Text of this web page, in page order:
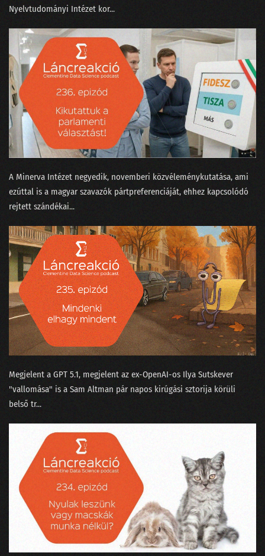
Nyelvtudományi Intézet kor...
A Minerva Intézet negyedik, novemberi közvéleménykutatása, ami
ezúttal is a magyar szavazók pártpreferenciáját, ehhez kapcsolódó
rejtett szándékai...
Megjelent a GPT 5.1⁠, megjelent az ex-OpenAI-os ⁠Ilya Sutskever
"vallomása"⁠ is a Sam Altman pár napos kirúgási sztorija körüli
belső tr...